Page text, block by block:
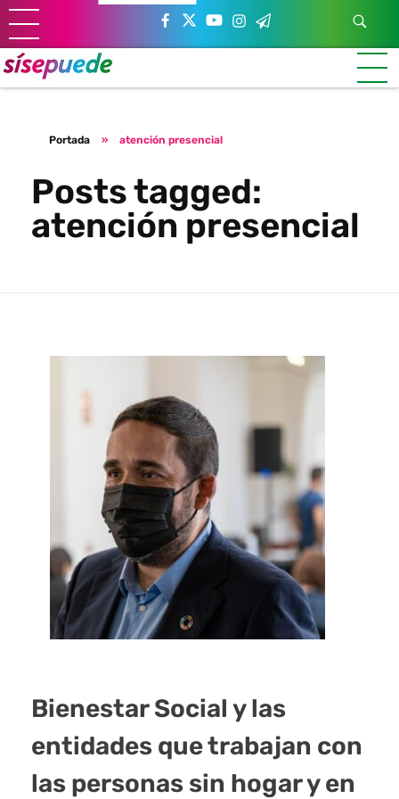
Sí se puede Canarias
Únete al movimiento ecosocialista
Portada » atención presencial
Posts tagged:
atención presencial
Bienestar Social y las
entidades que trabajan con
las personas sin hogar y en